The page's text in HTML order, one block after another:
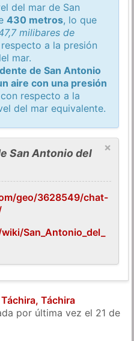
del mar de San
430 metros, lo que
milibares de
a la presión
mar.
de San Antonio
aire con una presión
con respecto a la
del mar equivalente.
×
San Antonio del
geo/3628549/chat-
San_Antonio_del_
Táchira
por última vez el 21 de